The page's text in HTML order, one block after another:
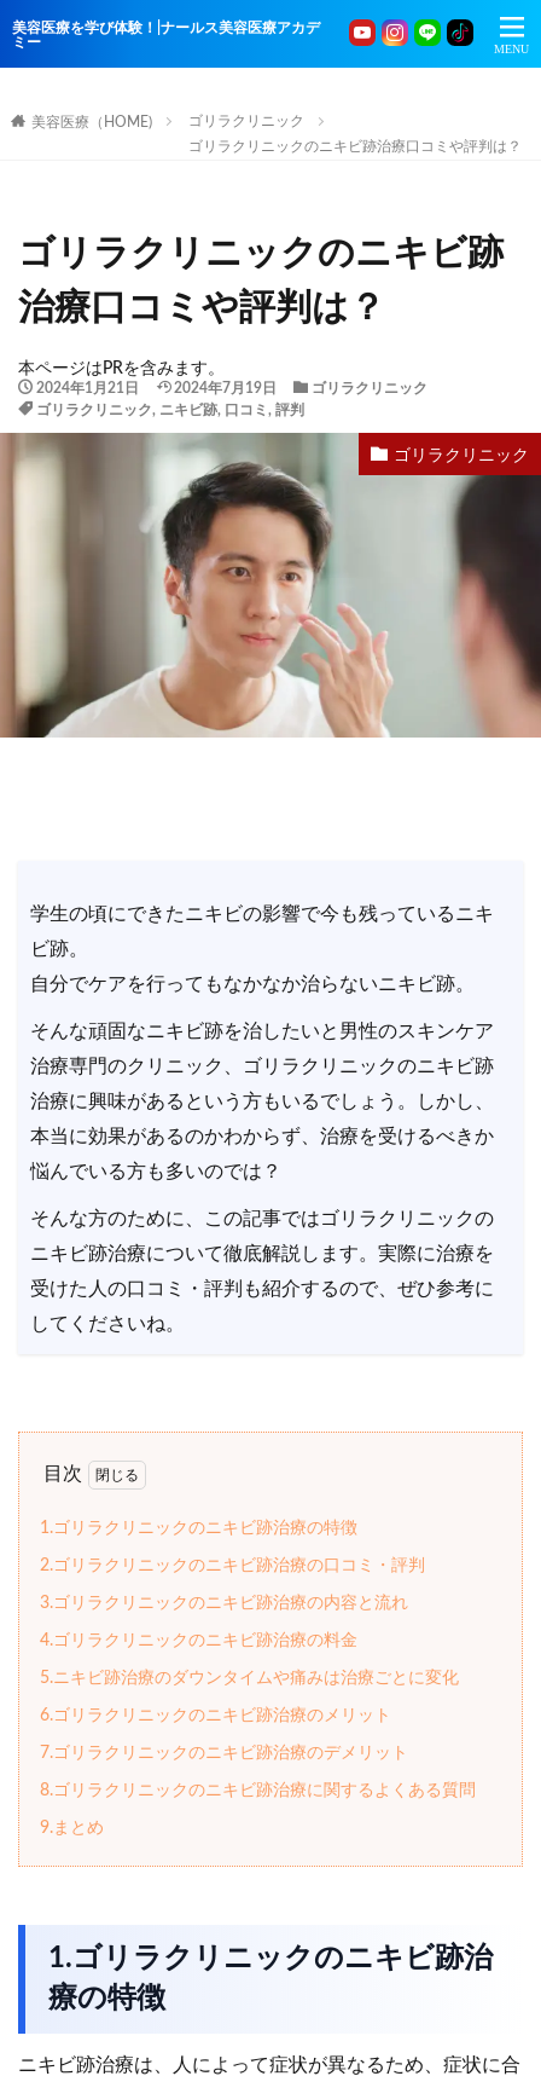
美容医療を学び体験！|ナールス美容医療アカデ
ミー
美容医療（HOME)
ゴリラクリニック
ゴリラクリニックのニキビ跡治療口コミや評判は？
ゴリラクリニックのニキビ跡
治療口コミや評判は？
本ページはPRを含みます。
2024年1月21日 2024年7月19日
ゴリラクリニック
ゴリラクリニック, ニキビ跡, 口コミ , 評判
ゴリラクリニック
学生の頃にできたニキビの影響で今も残っているニキ
ビ跡。
自分でケアを行ってもなかなか治らないニキビ跡。
そんな頑固なニキビ跡を治したいと男性のスキンケア
治療専門のクリニック、ゴリラクリニックのニキビ跡
治療に興味があるという方もいるでしょう。しかし、
本当に効果があるのかわからず、治療を受けるべきか
悩んでいる方も多いのでは？
そんな方のために、この記事ではゴリラクリニックの
ニキビ跡治療について徹底解説します。実際に治療を
受けた人の口コミ・評判も紹介するので、ぜひ参考に
してくださいね。
目次
1.ゴリラクリニックのニキビ跡治療の特徴
2.ゴリラクリニックのニキビ跡治療の口コミ・評判
3.ゴリラクリニックのニキビ跡治療の内容と流れ
4.ゴリラクリニックのニキビ跡治療の料金
5.ニキビ跡治療のダウンタイムや痛みは治療ごとに変化
6.ゴリラクリニックのニキビ跡治療のメリット
7.ゴリラクリニックのニキビ跡治療のデメリット
8.ゴリラクリニックのニキビ跡治療に関するよくある質問
9.まとめ
1.ゴリラクリニックのニキビ跡治
療の特徴
ニキビ跡治療は、人によって症状が異なるため、症状に合